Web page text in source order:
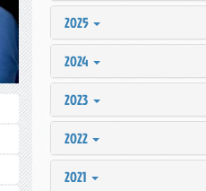
2025
2024
2023
2022
2021